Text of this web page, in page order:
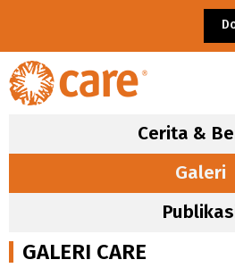
Cerita &
Galeri
GALERI CARE